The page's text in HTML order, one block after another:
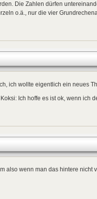
Die Zahlen dürfen
o.ä., nur die vier
ich wollte eigentlich ein neues
Ich hoffe es ist ok, wenn ich
also wenn man das hintere nicht